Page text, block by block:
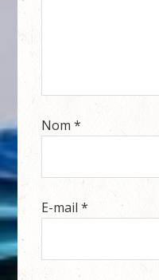
Nom*
E-mail*